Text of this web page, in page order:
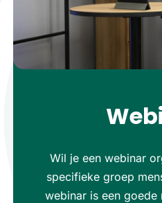
Wil je een webinar
specifieke groep
webinar is een